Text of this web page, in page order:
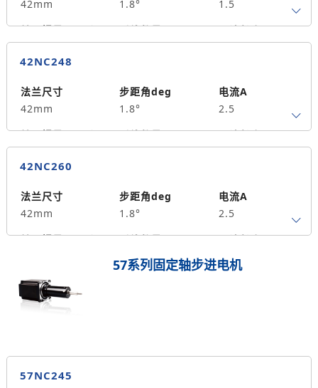
42mm 1.8°
1.5
转子惯量g.cm²
4
引线数量
40
马达长度mm
0.4
55
42NC248
法兰尺寸
42mm
步距角deg
1.8°
电流A
2.5
转子惯量g.cm²
4
引线数量
48
马达长度mm
0.5
70
42NC260
法兰尺寸
42mm
步距角deg
1.8°
电流A
2.5
转子惯量g.cm²
引线数量
60
马达长度mm
0.7
保持力矩N.m
105
57系列固定轴步进电机
57NC245